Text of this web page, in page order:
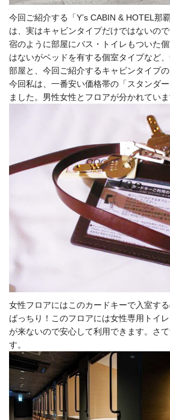
今回ご紹介する「Y’s CABIN & HOTEL那
は、実はキャビンタイプだけではないので
宿のように部屋にバス・トイレもついた
はないがベッドを有する個室タイプなど
部屋と、今回ご紹介するキャビンタイプの
今回私は、一番安い価格帯の「スタンダ
ました。 男性女性とフロアが分かれていま
女性フロアにはこのカードキーで入室す
ばっちり！ このフロアには女性専用トイ
が来ないので安心して利用できます。さ
す。